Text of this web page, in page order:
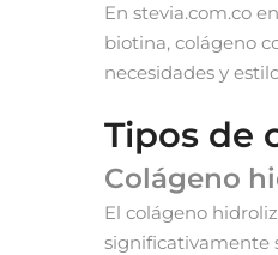
En stevia.com.co
biotina, colágeno
necesidades y
Tipos de
Colágeno
El colágeno
significativamente